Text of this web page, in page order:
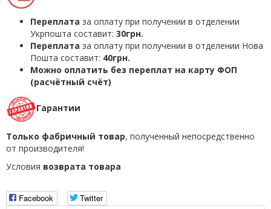
Переплата за оплату при получении в отделении
Укрпошта составит: 30грн.
Переплата за оплату при получении в отделении Нова
Пошта составит: 40грн.
Можно оплатить без переплат на карту ФОП
(расчётный счёт)
Гарантии
Только фабричный товар, полученный непосредственно
от производителя!
Условия возврата товара
Facebook Twitter